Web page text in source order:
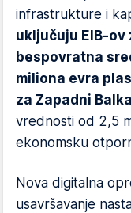
infrastrukture i
uključuju EIB-ov
bespovratna
miliona evra
za Zapadni
vrednosti od 2,5
ekonomsku
Nova digitalna
usavršavanje